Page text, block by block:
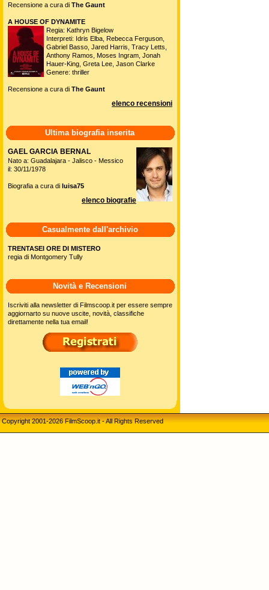
Recensione a cura di The Gaunt
A HOUSE OF DYNAMITE
Regia: Kathryn Bigelow
Interpreti: Idris Elba, Rebecca Ferguson,
Gabriel Basso, Jared Harris, Tracy Letts,
Anthony Ramos, Moses Ingram, Jonah
Hauer-King, Greta Lee, Jason Clarke
Genere: thriller
Recensione a cura di The Gaunt
elenco recensioni
Ultima biografia inserita
GAEL GARCIA BERNAL
Nato a: Guadalajara - Jalisco - Messico
il: 30/11/1978
Biografia a cura di luisa75
elenco biografie
Casualmente dall'archivio
TRENTASEI ORE DI MISTERO
regia di Montgomery Tully
Novità e Recensioni
Iscriviti alla newsletter di Filmscoop.it per essere sempre
aggiornarto su nuove uscite, novità, classifiche
direttamente nella tua email!
Copyright 2001-2026 FilmScoop.it - All Rights Reserved